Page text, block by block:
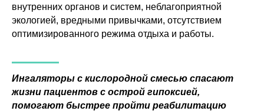
внутренних органов и систем, неблагоприятной
экологией, вредными привычками, отсутствием
оптимизированного режима отдыха и работы.
Ингаляторы с кислородной смесью спасают
жизни пациентов с острой гипоксией,
помогают быстрее пройти реабилитацию
Политика конфиденциальности
Правила проведения оплат и возвратов
© 2026 ОOO «СеленФарм»